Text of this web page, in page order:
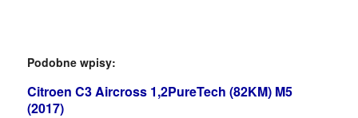
Podobne wpisy:
Citroen C3 Aircross 1,2PureTech (82KM) M5
(2017)